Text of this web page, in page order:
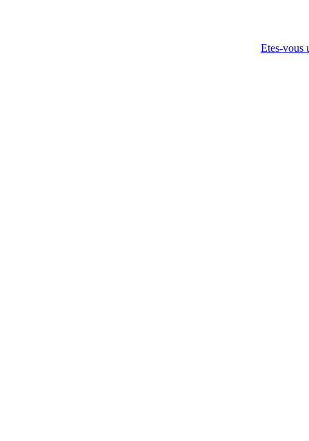
Etes-vous